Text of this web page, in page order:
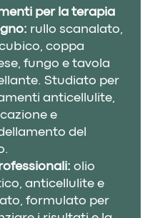
per la terapia
rullo scanalato,
coppa
fungo e tavola
Studiato per
anticellulite,
e
del
olio
anticellulite e
formulato per